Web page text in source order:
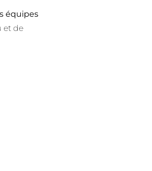
équipes
et de